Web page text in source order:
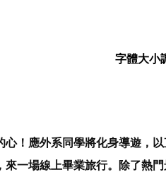
字體大小
！應外系同學將化身導遊，
一場線上畢業旅行。除了熱